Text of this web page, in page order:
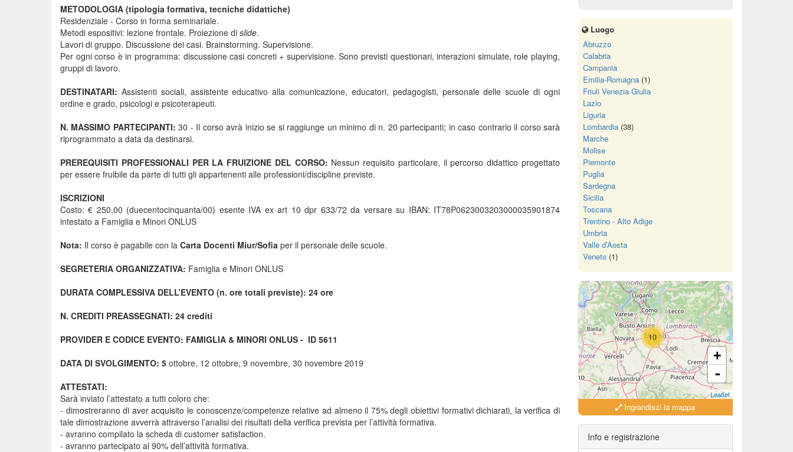
METODOLOGIA (tipologia formativa, tecniche didattiche)
Residenziale - Corso in forma seminariale.
Metodi espositivi: lezione frontale. Proiezione di slide.
Lavori di gruppo. Discussione dei casi. Brainstorming. Supervisione.
Per ogni corso è in programma: discussione casi concreti + supervisione. Sono previsti questionari, interazioni simulate, role playing,
gruppi di lavoro.
DESTINATARI: Assistenti sociali, assistente educativo alla comunicazione, educatori, pedagogisti, personale delle scuole di ogni
ordine e grado, psicologi e psicoterapeuti.
N. MASSIMO PARTECIPANTI:30 - Il corso avrà inizio se si raggiunge un minimo di n. 20 partecipanti; in caso contrario il corso sarà
riprogrammato a data da destinarsi.
PREREQUISITI PROFESSIONALI PER LA FRUIZIONE DEL CORSO: Nessun requisito particolare, il percorso didattico progettato
per essere fruibile da parte di tutti gli appartenenti alle professioni/discipline previste.
ISCRIZIONI
Costo: € 250,00 (duecentocinquanta/00) esente IVA ex art 10 dpr 633/72 da versare su IBAN: IT78P0623003203000035901874
intestato a Famiglia e Minori ONLUS
Nota: Il corso è pagabile con la Carta Docenti Miur/Sofia per il personale delle scuole.
SEGRETERIA ORGANIZZATIVA: Famiglia e Minori ONLUS
DURATA COMPLESSIVA DELL’EVENTO (n. ore totali previste): 24 ore
N. CREDITI PREASSEGNATI: 24 crediti
PROVIDER E CODICE EVENTO: FAMIGLIA & MINORI ONLUS - ID 5611
DATA DI SVOLGIMENTO: 5 ottobre, 12 ottobre, 9 novembre, 30 novembre 2019
ATTESTATI:
Sarà inviato l’attestato a tutti coloro che:
- dimostreranno di aver acquisito le conoscenze/competenze relative ad almeno il 75% degli obiettivi formativi dichiarati, la verifica di
tale dimostrazione avverrà attraverso l’analisi dei risultati della verifica prevista per l’attività formativa.
- avranno compilato la scheda di customer satisfaction.
- avranno partecipato al 90% dell’attività formativa.
Luogo
Abruzzo
Calabria
Campania
Emilia-Romagna(1)
Friuli Venezia Giulia
Lazio
Liguria
Lombardia(38)
Marche
Molise
Piemonte
Puglia
Sardegna
Sicilia
Toscana
Trentino - Alto Adige
Umbria
Valle d’Aosta
Veneto(1)
10
+
-
Leaflet
Ingrandisci la mappa
Info e registrazione